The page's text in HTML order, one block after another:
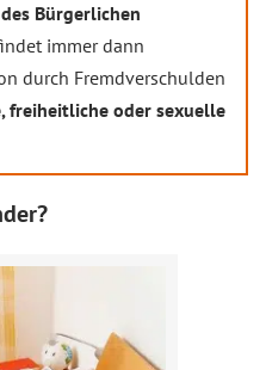
Bürgerlichen
immer dann
durch Fremdverschulden
freiheitliche oder sexuelle